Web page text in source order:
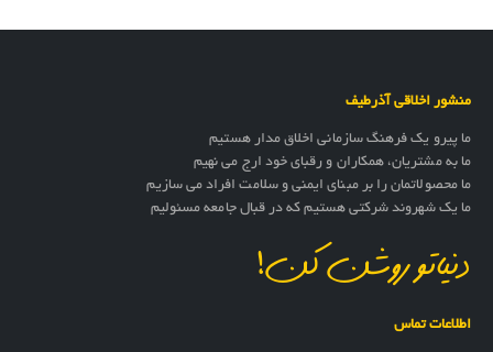
منشور اخلاقی آذرطیف
ما پیرو یک فرهنگ سازمانی اخلاق مدار هستیم
ما به مشتریان، همکاران و رقبای خود ارج می نهیم
ما محصولاتمان را بر مبنای ایمنی و سلامت افراد می سازیم
ما یک شهروند شرکتی هستیم که در قبال جامعه مسئولیم
دنیاتو روشن کن!
اطلاعات تماس